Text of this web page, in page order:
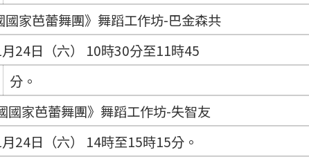
國家芭蕾舞團》舞蹈工作坊-巴金森共
24日（六） 10時30分至11時45
分。
國家芭蕾舞團》舞蹈工作坊-失智友
24日（六） 14時至15時15分。